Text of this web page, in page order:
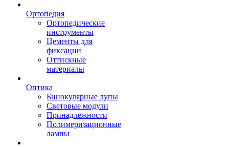
Ортопедия
Ортопедические
инструменты
Цементы для
фиксации
Оттискные
материалы
Оптика
Бинокулярные лупы
Световые модули
Принадлежности
Полимеризационные
лампы